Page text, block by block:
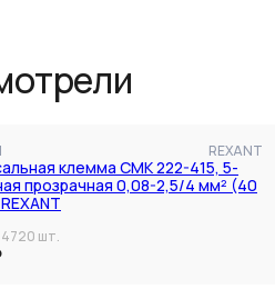
REXANT
клемма СМК 222-415, 5-
прозрачная 0,08-2,5/4 мм² (40
4720 шт.